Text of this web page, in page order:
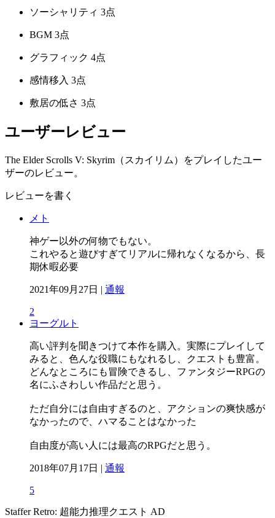
ソーシャリティ 3点
BGM 3点
グラフィック 4点
感情移入 3点
敷居の低さ 3点
ユーザーレビュー
The Elder Scrolls V: Skyrim（スカイリム）をプレイしたユー
ザーのレビュー。
レビューを書く
メト
神ゲー以外の何物でもない。
これやると遊びすぎてリアルに帰れなくなるから、長
期休暇必要
2021年09月27日 | 通報
2
ヨーグルト
高い評判を聞きつけて本作を購入。実際にプレイして
みると、色んな役職にもなれるし、クエストも豊富。
どんなところにも冒険できるし、ファンタジーRPGの
名にふさわしい作品だと思う。
ただ自分には自由すぎるのと、アクションの爽快感が
なかったので、ハマることはなかった
自由度が高い人には最高のRPGだと思う。
2018年07月17日 | 通報
5
Staffer Retro: 超能力推理クエスト AD